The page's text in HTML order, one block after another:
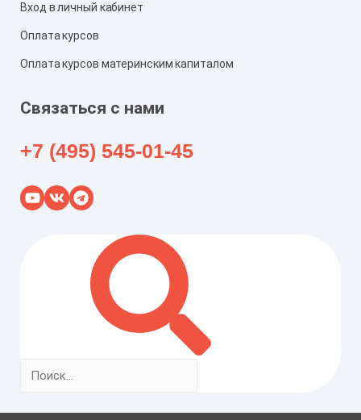
Вход в личный кабинет
Оплата курсов
Оплата курсов материнским капиталом
Связаться с нами
+7 (495) 545-01-45